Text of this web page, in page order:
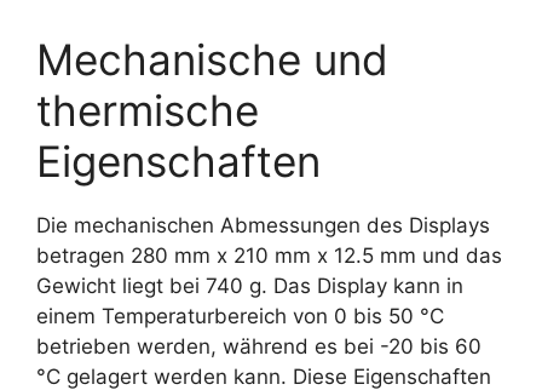
Mechanische und
thermische
Eigenschaften
Die mechanischen Abmessungen des Displays
betragen 280 mm x 210 mm x 12.5 mm und das
Gewicht liegt bei 740 g. Das Display kann in
einem Temperaturbereich von 0 bis 50 °C
betrieben werden, während es bei -20 bis 60
°C gelagert werden kann. Diese Eigenschaften